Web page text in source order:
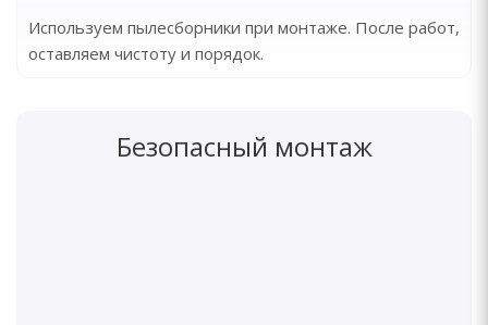
Используем пылесборники при монтаже. После работ,
оставляем чистоту и порядок.
Безопасный монтаж